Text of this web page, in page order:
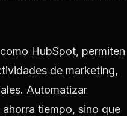
HubSpot, permiten
de marketing,
Automatizar
tiempo, sino que